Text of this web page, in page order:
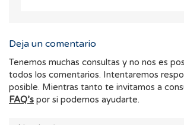
Deja un comentario
Tenemos muchas consultas y no nos es
todos los comentarios. Intentaremos
posible. Mientras tanto te invitamos a
FAQ’s por si podemos ayudarte.